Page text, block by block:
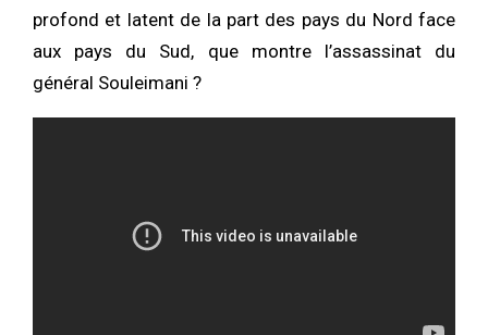
profond et latent de la part des pays du Nord face
aux pays du Sud, que montre l’assassinat du
général Souleimani ?